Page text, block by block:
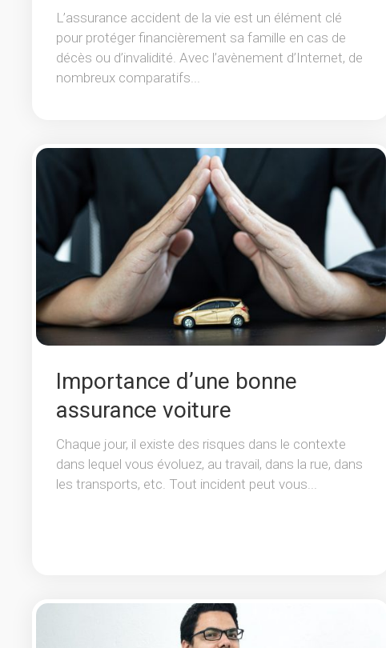
L’assurance accident de la vie est un élément clé
pour protéger financièrement sa famille en cas de
décès ou d’invalidité. Avec l’avènement d’Internet, de
nombreux comparatifs...
Importance d’une bonne
assurance voiture
Chaque jour, il existe des risques dans le contexte
dans lequel vous évoluez, au travail, dans la rue, dans
les transports, etc. Tout incident peut vous...